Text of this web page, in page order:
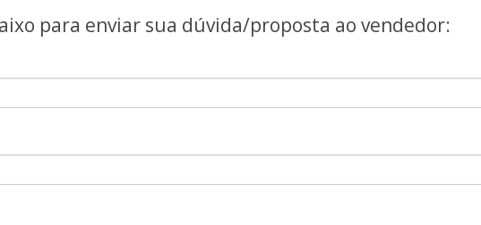
para enviar sua dúvida/proposta ao vendedor: